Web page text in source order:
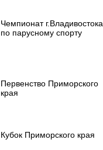
Чемпионат г.Владивостока
по парусному спорту
Первенство Приморского
края
Кубок Приморского края